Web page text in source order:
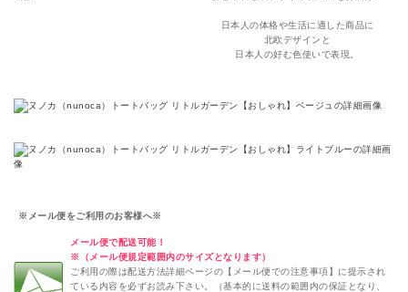
日本人の体格や生活に適した商品に
北欧デザインと
日本人の好む色使いで表現。
※メール便をご利用のお客様へ※
メール便で配送可能！
※（メール便規定範囲内のサイズとなります）
ご利用の際は配送方法詳細ページの【メール便での注意事項】に提示され
ている内容を必ずお読み下さい。（基本的に送料の範囲内の保証となり、